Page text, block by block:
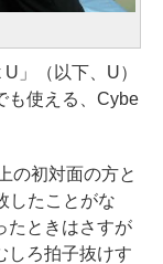
」（以下、U）
も使える、Cybe
の初対面の方と
したことがな
たときはさすが
しろ拍子抜けす